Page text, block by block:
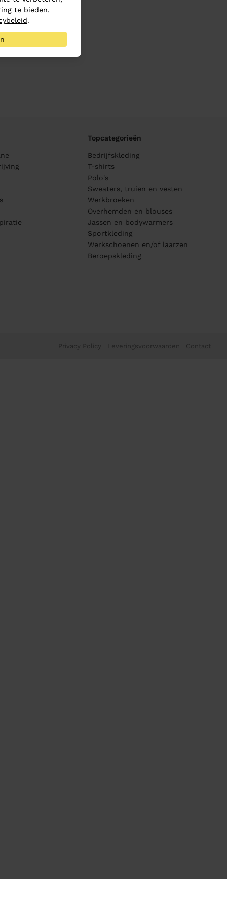
Topcategorieën
Bedrijfskleding
T-shirts
Polo's
Sweaters, truien en vesten
Werkbroeken
Overhemden en blouses
Jassen en bodywarmers
Sportkleding
Werkschoenen en/of laarzen
Beroepskleding
Privacy Policy Leveringsvoorwaarden Contact
te bieden.
.